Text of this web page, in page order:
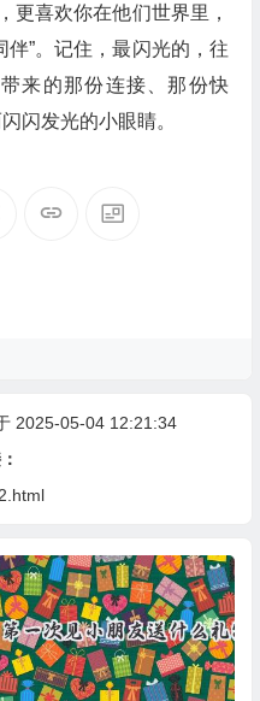
更喜欢你在他们世界里，
伴”。记住，最闪光的，往
来的那份连接、那份快
闪发光的小眼睛。
2025-05-04 12:21:34